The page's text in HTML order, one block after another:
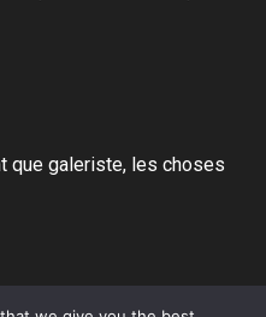
que galeriste, les choses